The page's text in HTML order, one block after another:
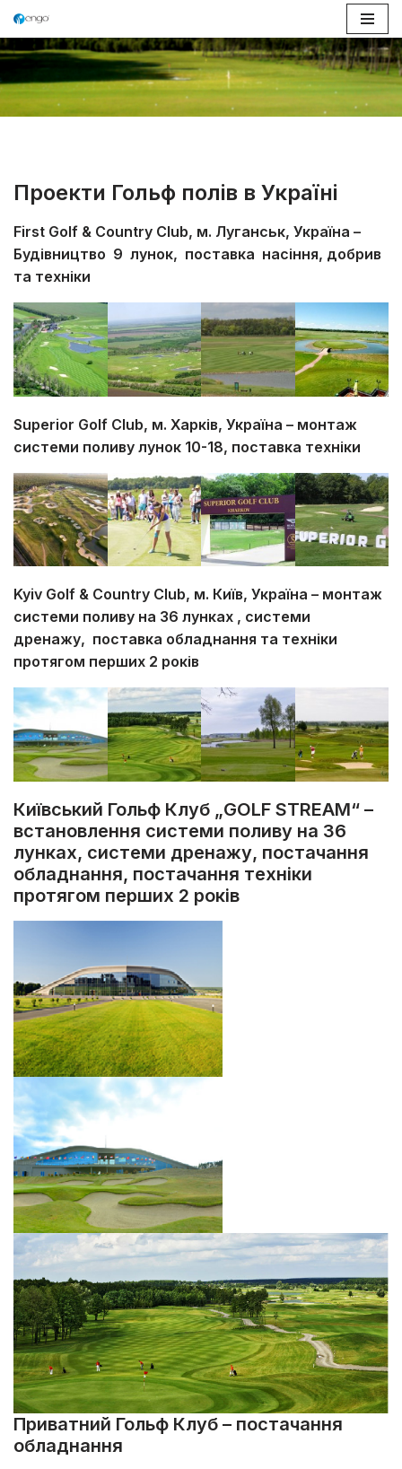
Перейти
вмісту
Проекти Гольф полів в Україні
First Golf & Country Club, м. Луганськ, Україна –
Будівництво 9 лунок, поставка насіння, добрив
та техніки
Superior Golf Club, м. Харків, Україна – монтаж
системи поливу лунок 10-18, поставка техніки
Kyiv Golf & Country Club, м. Київ, Україна – монтаж
системи поливу на 36 лунках , системи
дренажу, поставка обладнання та техніки
протягом перших 2 років
Київський Гольф Клуб „GOLF STREAM“ –
встановлення системи поливу на 36
лунках, системи дренажу, постачання
обладнання, постачання техніки
протягом перших 2 років
Приватний Гольф Клуб – постачання
обладнання